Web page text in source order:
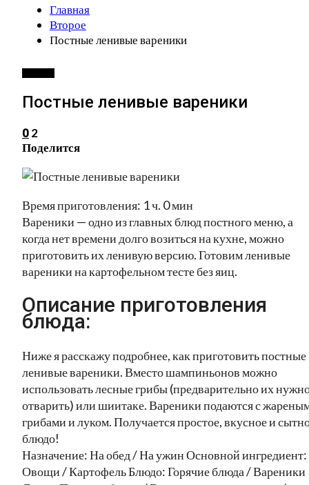
Главная
Второе
Постные ленивые вареники
Постные ленивые вареники
0 2
Поделится
Время приготовления: 1 ч. 0 мин
Вареники — одно из главных блюд постного меню, а
когда нет времени долго возиться на кухне, можно
приготовить их ленивую версию. Готовим ленивые
вареники на картофельном тесте без яиц.
Описание приготовления
блюда:
Ниже я расскажу подробнее, как приготовить постные
ленивые вареники. Вместо шампиньонов можно
использовать лесные грибы (предварительно их
отварить) или шиитаке. Вареники подаются с
грибами и луком. Получается простое, вкусное и
блюдо!
Назначение: На обед / На ужин Основной ингредиент:
Овощи / Картофель Блюдо: Горячие блюда / Вареники